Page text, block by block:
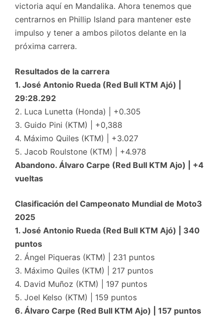
victoria aquí en Mandalika. Ahora tenemos que
centrarnos en Phillip Island para mantener este
impulso y tener a ambos pilotos delante en la
próxima carrera.
Resultados de la carrera
1. José Antonio Rueda (Red Bull KTM Ajó) |
29:28.292
2. Luca Lunetta (Honda) | +0.305
3. Guido Pini (KTM) | +0,388
4. Máximo Quiles (KTM) | +3.027
5. Jacob Roulstone (KTM) | +4.978
Abandono. Álvaro Carpe (Red Bull KTM Ajo) | +4
vueltas
Clasificación del Campeonato Mundial de Moto3
2025
1. José Antonio Rueda (Red Bull KTM Ajó) | 340
puntos
2. Ángel Piqueras (KTM) | 231 puntos
3. Máximo Quiles (KTM) | 217 puntos
4. David Muñoz (KTM) | 197 puntos
5. Joel Kelso (KTM) | 159 puntos
6. Álvaro Carpe (Red Bull KTM Ajo) | 157 puntos